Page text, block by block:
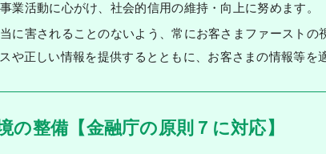
業活動に心がけ、社会的信用の維持・向上に努めます。
に害されることのないよう、常にお客さまファーストの
や正しい情報を提供するとともに、お客さまの情報等を
整備【金融庁の原則７に対応】